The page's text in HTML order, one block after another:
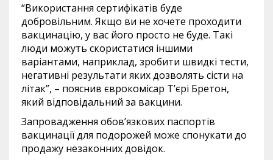
“Використання сертифікатів буде
добровільним. Якщо ви не хочете проходити
вакцинацію, у вас його просто не буде. Такі
люди можуть скористатися іншими
варіантами, наприклад, зробити швидкі тести,
негативні результати яких дозволять сісти на
літак”, – пояснив єврокомісар Т’єрі Бретон,
який відповідальний за вакцини.
Запровадження обов’язкових паспортів
вакцинації для подорожей може спонукати до
продажу незаконних довідок.